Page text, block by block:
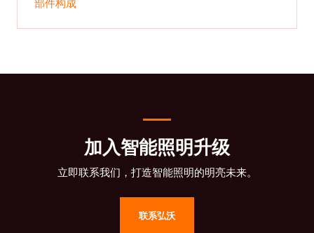
部件构成
加入智能照明升级
立即联系我们，打造智能照明的明亮未来。
联系弘沃